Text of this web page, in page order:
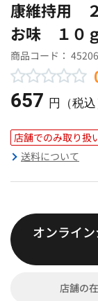
康維持用
お味 １０
商品コード：
657 円（税込
店舗でのみ取り扱
送料について
オンライ
店舗の